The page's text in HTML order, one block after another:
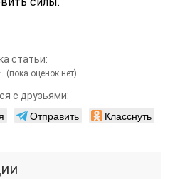
статьи:
(пока оценок нет)
с друзьями:
Отправить Класснуть